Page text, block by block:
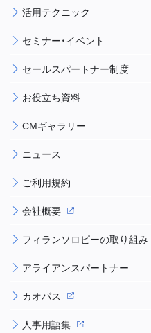
活用テクニック
セミナー・イベント
セールスパートナー制度
お役立ち資料
CMギャラリー
ニュース
ご利用規約
会社概要
フィランソロピーの取り組み
アライアンスパートナー
カオパス
人事用語集